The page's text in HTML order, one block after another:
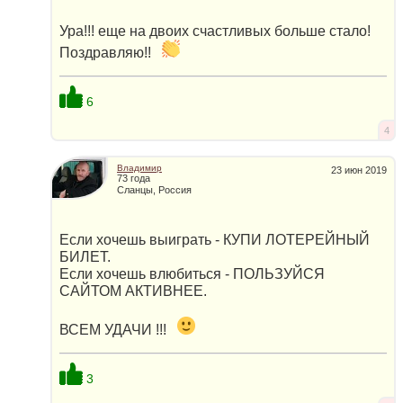
Ура!!! еще на двоих счастливых больше стало!
Поздравляю!!
6
4
23 июн 2019
Владимир
73 года
Сланцы, Россия
Если хочешь выиграть - КУПИ ЛОТЕРЕЙНЫЙ
БИЛЕТ.
Если хочешь влюбиться - ПОЛЬЗУЙСЯ
САЙТОМ АКТИВНЕЕ.
ВСЕМ УДАЧИ !!!
3